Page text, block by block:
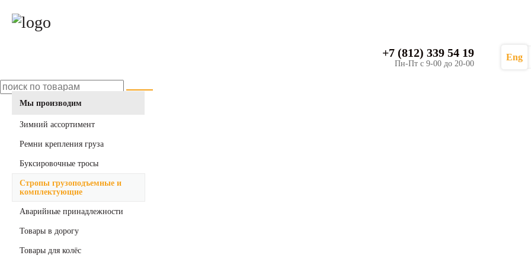
+7 (812) 339 54 19
Пн-Пт с 9-00 до 20-00
Eng
Мы производим
Зимний ассортимент
Ремни крепления груза
Буксировочные тросы
Стропы грузоподъемные и
комплектующие
Аварийные принадлежности
Товары в дорогу
Товары для колёс